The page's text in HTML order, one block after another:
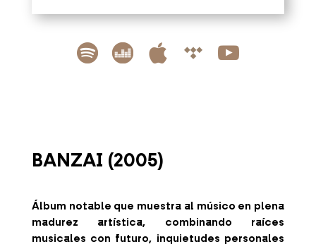
BANZAI (2005)
Álbum notable que muestra al músico en plena
madurez artística, combinando raíces
musicales con futuro, inquietudes personales